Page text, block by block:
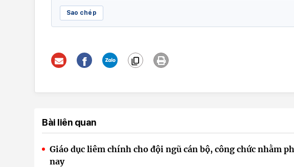
Sao chép
Bài liên quan
Giáo dục liêm chính cho đội ngũ cán bộ, công chức nhằm
nay